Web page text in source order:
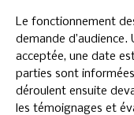
Le fonctionnement
demande
acceptée, une date
parties sont
déroulent ensuite
les témoignages et